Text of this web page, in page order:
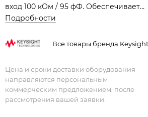
вход 100 кОм / 95 фФ. Обеспечивает
экспертный анализ
с коррекцией S-параметров.
Подробности
Все товары бренда Keysight
Цена и сроки доставки оборудования
направляются персональным
коммерческим предложением, после
рассмотрения вашей заявки.